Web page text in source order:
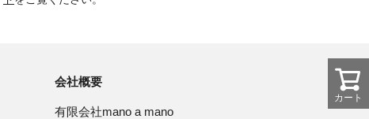
カート
会社概要
有限会社mano a mano